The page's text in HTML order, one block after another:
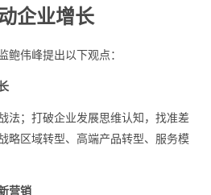
企业增长
伟峰提出以下观点：
法；打破企业发展思维认知，找准差
略区域转型、高端产品转型、服务模
营销